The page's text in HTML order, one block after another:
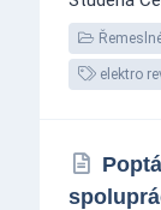
elektro